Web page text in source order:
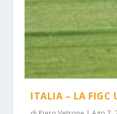
ITALIA – LA FIGC